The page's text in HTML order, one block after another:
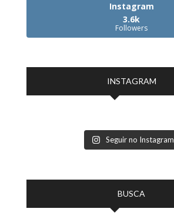
Instagram
3.6k
Followers
INSTAGRAM
Seguir no Instagram
BUSCA